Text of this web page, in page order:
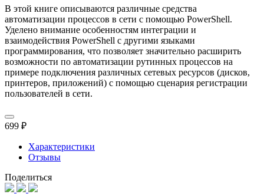
В этой книге описываются различные средства
автоматизации процессов в сети с помощью PowerShell.
Уделено внимание особенностям интеграции и
взаимодействия PowerShell с другими языками
программирования, что позволяет значительно расширить
возможности по автоматизации рутинных процессов на
примере подключения различных сетевых ресурсов (дисков,
принтеров, приложений) с помощью сценария регистрации
пользователей в сети.
699 ₽
Характеристики
Отзывы
Поделиться